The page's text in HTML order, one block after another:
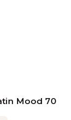
Mood 70